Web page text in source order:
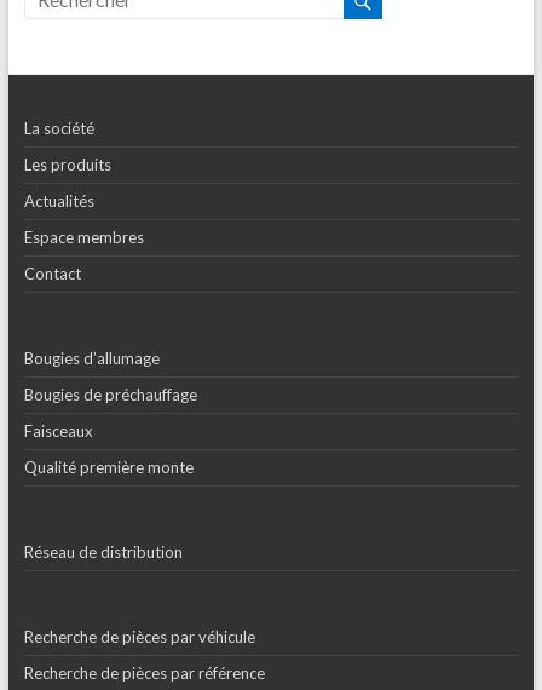
La société
Les produits
Actualités
Espace membres
Contact
Bougies d’allumage
Bougies de préchauffage
Faisceaux
Qualité première monte
Réseau de distribution
Recherche de pièces par véhicule
Recherche de pièces par référence